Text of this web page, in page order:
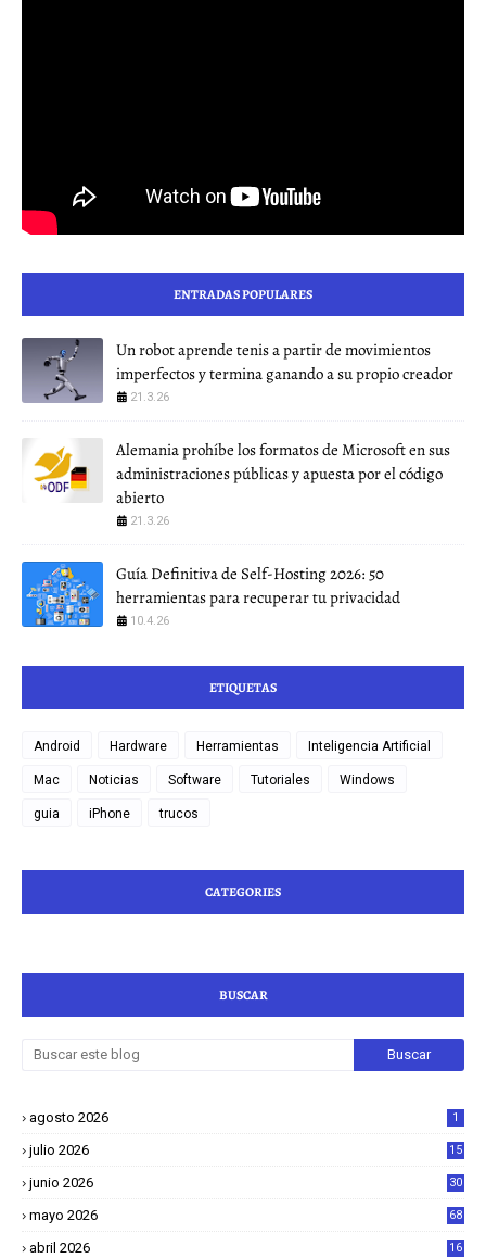
ENTRADAS POPULARES
Un robot aprende tenis a partir de movimientos
imperfectos y termina ganando a su propio creador
21.3.26
Alemania prohíbe los formatos de Microsoft en sus
administraciones públicas y apuesta por el código
abierto
21.3.26
Guía Definitiva de Self-Hosting 2026: 50
herramientas para recuperar tu privacidad
10.4.26
ETIQUETAS
Android Hardware Herramientas Inteligencia Artificial
Mac Noticias Software Tutoriales Windows
guia iPhone trucos
CATEGORIES
BUSCAR
agosto 2026 1
julio 2026 15
junio 2026 30
mayo 2026 68
abril 2026
16